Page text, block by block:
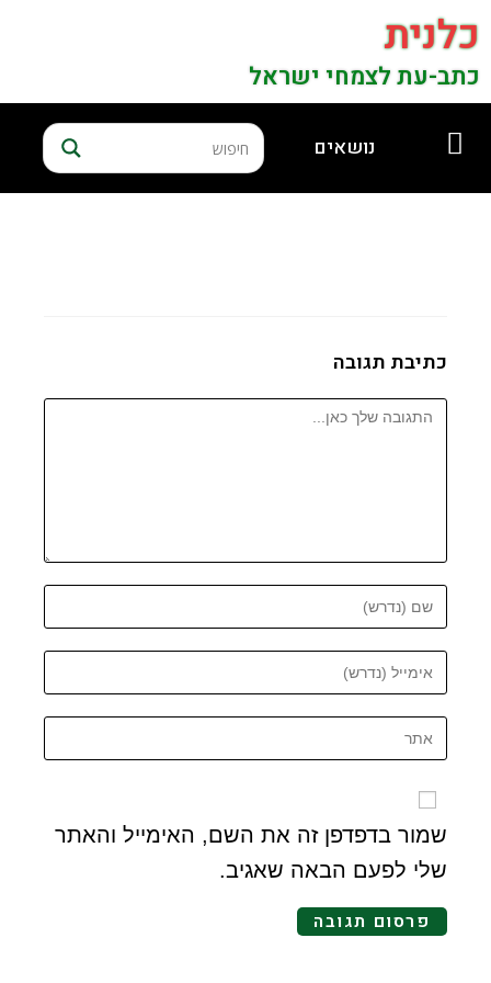
כלנית
כתב-עת לצמחי ישראל
נושאים
כתיבת תגובה
שמור בדפדפן זה את השם, האימייל והאתר
שלי לפעם הבאה שאגיב.